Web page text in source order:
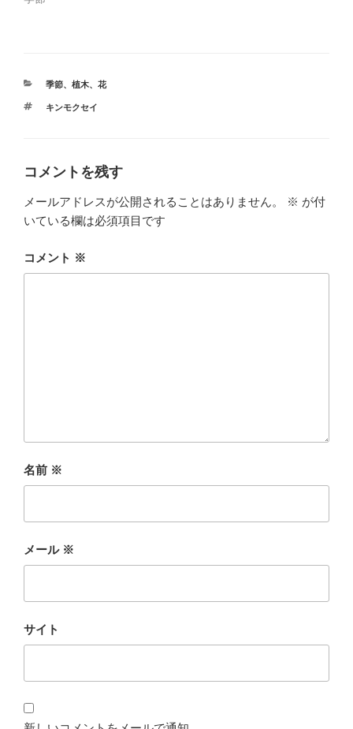
カ
ゴ
季節、 植木、 花
タ
キンモクセイ
コメントを残す
メールアドレスが公開されることはありません。 ※ が付
いている欄は必須項目です
コメント ※
名前 ※
メール ※
サイト